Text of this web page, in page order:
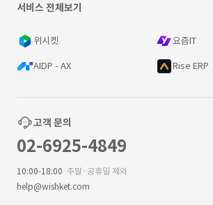
서비스 전체보기
위시켓 요즘IT
AIDP - AX Rise ERP
고객 문의
02-6925-4849
10:00-18:00 주말·공휴일 제외
help@wishket.com